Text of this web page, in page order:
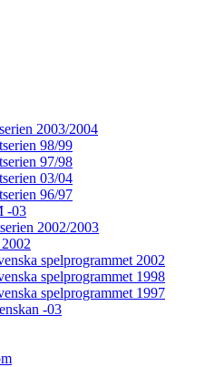
2003/2004
98/99
97/98
03/04
96/97
-03
2002/2003
spelprogrammet 2002
spelprogrammet 1998
spelprogrammet 1997
-03